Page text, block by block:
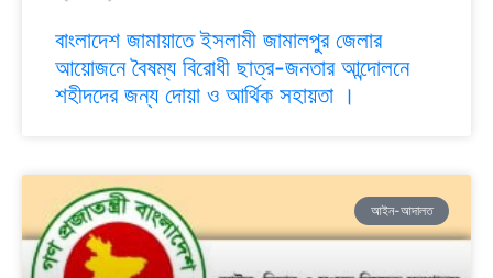
বাংলাদেশ জামায়াতে ইসলামী জামালপুর জেলার
আয়োজনে বৈষম্য বিরোধী ছাত্র-জনতার আন্দোলনে
শহীদদের জন্য দোয়া ও আর্থিক সহায়তা ।
আইন-আদালত